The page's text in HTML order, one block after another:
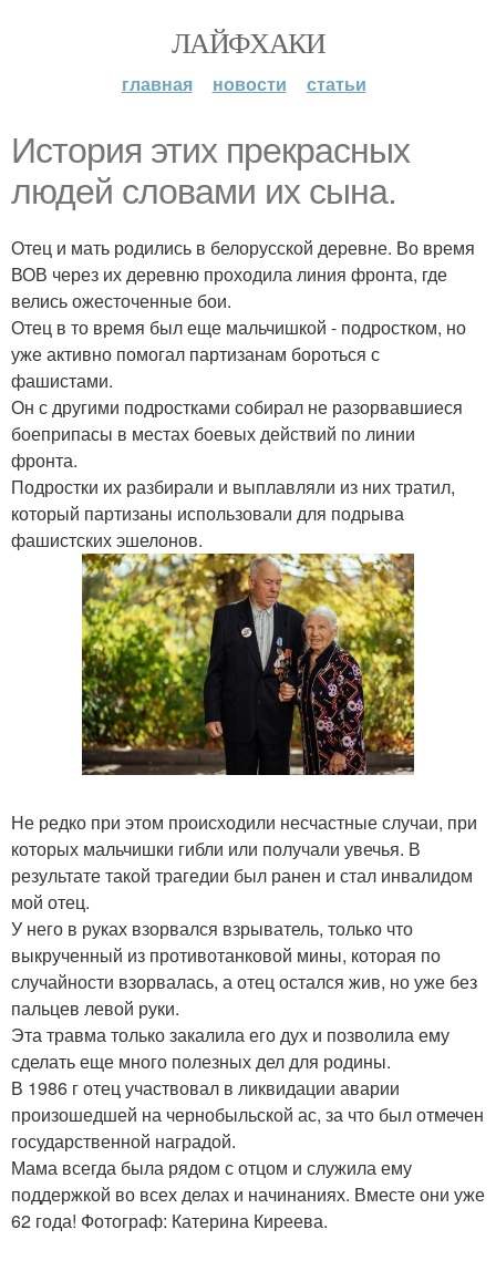
ЛАЙФХАКИ
главная новости статьи
История этих прекрасных
людей словами их сына.
Отец и мать родились в белорусской деревне. Во время
ВОВ через их деревню проходила линия фронта, где
велись ожесточенные бои.
Отец в то время был еще мальчишкой - подростком, но
уже активно помогал партизанам бороться с
фашистами.
Он с другими подростками собирал не разорвавшиеся
боеприпасы в местах боевых действий по линии
фронта.
Подростки их разбирали и выплавляли из них тратил,
который партизаны использовали для подрыва
фашистских эшелонов.
Не редко при этом происходили несчастные случаи, при
которых мальчишки гибли или получали увечья. В
результате такой трагедии был ранен и стал инвалидом
мой отец.
У него в руках взорвался взрыватель, только что
выкрученный из противотанковой мины, которая по
случайности взорвалась, а отец остался жив, но уже без
пальцев левой руки.
Эта травма только закалила его дух и позволила ему
сделать еще много полезных дел для родины.
В 1986 г отец участвовал в ликвидации аварии
произошедшей на чернобыльской ас, за что был отмечен
государственной наградой.
Мама всегда была рядом с отцом и служила ему
поддержкой во всех делах и начинаниях. Вместе они уже
62 года! Фотограф: Катерина Киреева.